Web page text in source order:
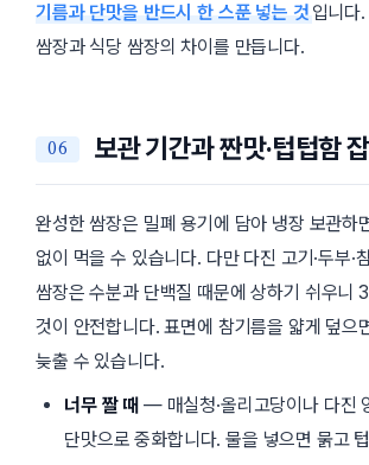
기름과 단맛을 반드시 한 스푼 넣는 것입니다
쌈장과 식당 쌈장의 차이를 만듭니다.
보관 기간과 짠맛·텁텁함
완성한 쌈장은 밀폐 용기에 담아 냉장 보관하
없이 먹을 수 있습니다. 다만 다진 고기·두부·
쌈장은 수분과 단백질 때문에 상하기 쉬우니
것이 안전합니다. 표면에 참기름을 얇게 덮으
늦출 수 있습니다.
너무 짤 때 — 매실청·올리고당이나 다진
단맛으로 중화합니다. 물을 넣으면 묽고